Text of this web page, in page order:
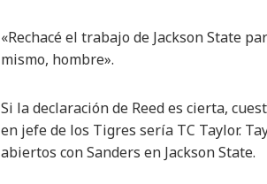
«Rechacé el trabajo de Jackson State
mismo, hombre».
Si la declaración de Reed es cierta,
en jefe de los Tigres sería TC Taylor.
abiertos con Sanders en Jackson State.